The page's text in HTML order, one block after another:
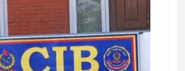
मङ्लबार, साउन १९, २०८३